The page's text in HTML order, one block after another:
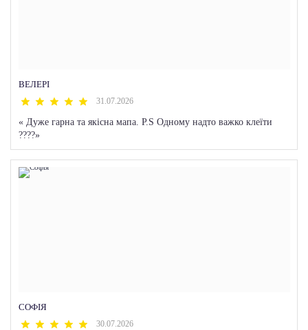
ВЕЛЕРІ
31.07.2026
« Дуже гарна та якісна мапа. P.S Одному надто важко клеїти
????»
СОФІЯ
30.07.2026